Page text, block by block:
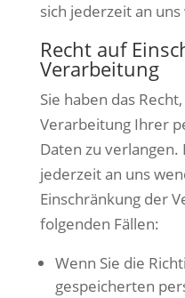
sich jederzeit an
Recht auf
Verarbeitung
Sie haben das
Verarbeitung Ihrer
Daten zu verlangen.
jederzeit an uns
Einschränkung der
folgenden Fällen:
Wenn Sie die
gespeicherten